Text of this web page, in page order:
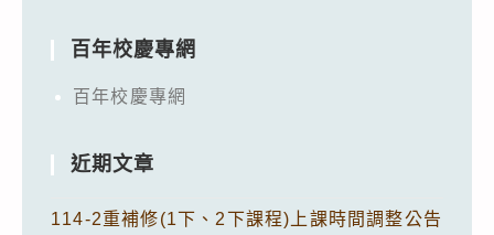
百年校慶專網
百年校慶專網
近期文章
114-2重補修(1下、2下課程)上課時間調整公告